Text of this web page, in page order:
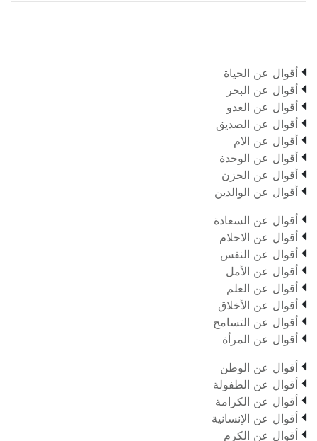
 أقوال عن الحياة
 أقوال عن البحر
 أقوال عن العدو
 أقوال عن الصديق
 أقوال عن الام
 أقوال عن الوحدة
 أقوال عن الحزن
 أقوال عن الوالدين
 أقوال عن السعادة
 أقوال عن الاحلام
 أقوال عن النفس
 أقوال عن الأمل
 أقوال عن العلم
 أقوال عن الأخلاق
 أقوال عن التسامح
 أقوال عن المرأة
 أقوال عن الوطن
 أقوال عن الطفولة
 أقوال عن الكرامة
 أقوال عن الإنسانية
 أقوال عن الكرم